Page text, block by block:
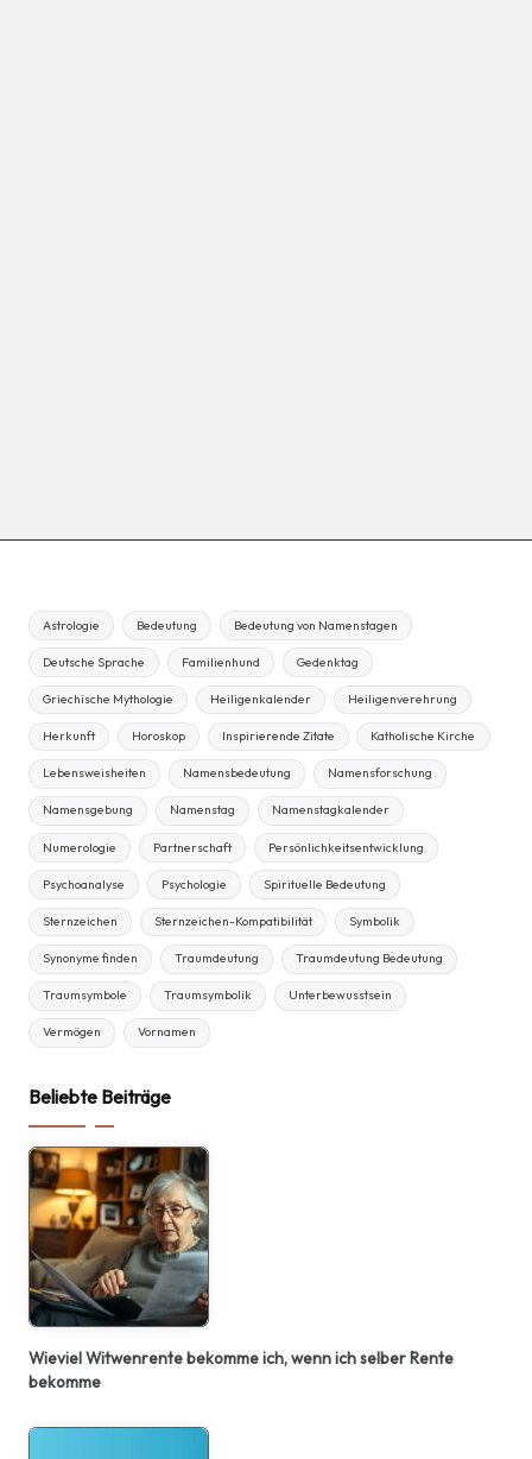
Astrologie Bedeutung Bedeutung von Namenstagen
Deutsche Sprache Familienhund Gedenktag
Griechische Mythologie Heiligenkalender Heiligenverehrung
Herkunft Horoskop Inspirierende Zitate Katholische Kirche
Lebensweisheiten Namensbedeutung Namensforschung
Namensgebung Namenstag Namenstagkalender
Numerologie Partnerschaft Persönlichkeitsentwicklung
Psychoanalyse Psychologie Spirituelle Bedeutung
Sternzeichen Sternzeichen-Kompatibilität Symbolik
Synonyme finden Traumdeutung Traumdeutung Bedeutung
Traumsymbole Traumsymbolik Unterbewusstsein
Vermögen Vornamen
Beliebte Beiträge
Wieviel Witwenrente bekomme ich, wenn ich selber Rente
bekomme